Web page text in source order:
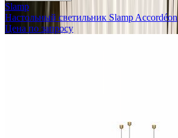
Slamp
Настольный светильник Slamp Accordéon
Цена по запросу